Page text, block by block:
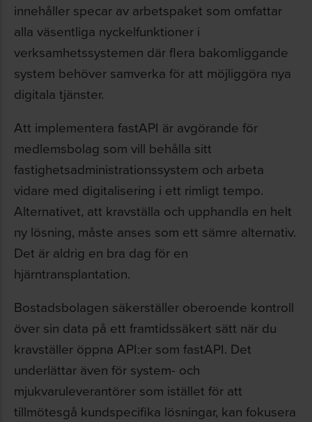
innehåller specar av arbetspaket som omfattar
alla väsentliga nyckelfunktioner i
verksamhetssystemen där flera bakomliggande
system behöver samverka för att möjliggöra nya
digitala tjänster.
Att implementera fastAPI är avgörande för
medlemsbolag som vill behålla sitt
fastighetsadministrationssystem och arbeta
vidare med digitalisering i ett rimligt tempo.
Alternativet, att kravställa och upphandla en helt
ny lösning, måste anses som ett sämre alternativ.
Det är aldrig en bra dag för en
hjärntransplantation.
Bostadsbolagen säkerställer oberoende kontroll
över sin data på ett framtidssäkert sätt när du
kravställer öppna API:er som fastAPI. Det
underlättar även för system- och
mjukvaruleverantörer som istället för att
tillmötesgå kundspecifika lösningar, kan fokusera